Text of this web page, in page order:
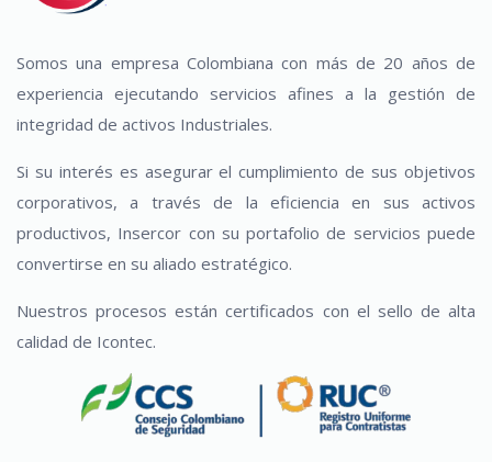
Somos una empresa Colombiana con más de 20 años de
experiencia ejecutando servicios afines a la gestión de
integridad de activos Industriales.
Si su interés es asegurar el cumplimiento de sus objetivos
corporativos, a través de la eficiencia en sus activos
productivos, Insercor con su portafolio de servicios puede
convertirse en su aliado estratégico.
Nuestros procesos están certificados con el sello de alta
calidad de Icontec.